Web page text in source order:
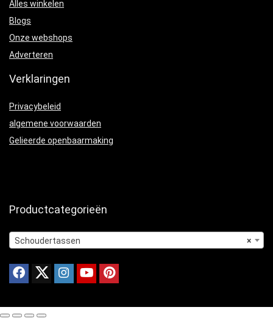
Alles winkelen
Blogs
Onze webshops
Adverteren
Verklaringen
Privacybeleid
algemene voorwaarden
Gelieerde openbaarmaking
Productcategorieën
×
Schoudertassen